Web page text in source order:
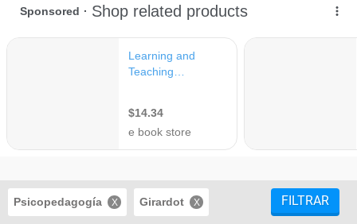
Psicopedagogía Girardot FILTRAR